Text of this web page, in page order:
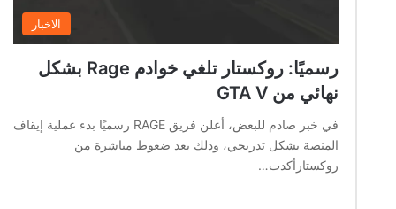
الاخبار
رسميًا: روكستار تلغي خوادم Rage بشكل
نهائي من GTA V
في خبر صادم للبعض، أعلن فريق RAGE رسميًا بدء عملية إيقاف
المنصة بشكل تدريجي، وذلك بعد ضغوط مباشرة من
روكستارأكدت…